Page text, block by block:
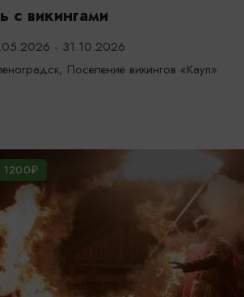
с викингами
- 31.10.2026
Поселение викингов «Кауп»
1200₽